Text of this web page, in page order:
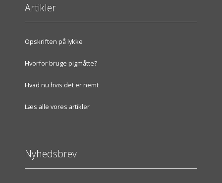
Artikler
Opskriften på lykke
Hvorfor bruge pigmåtte?
Hvad nu hvis det er nemt
Læs alle vores artikler
Nyhedsbrev